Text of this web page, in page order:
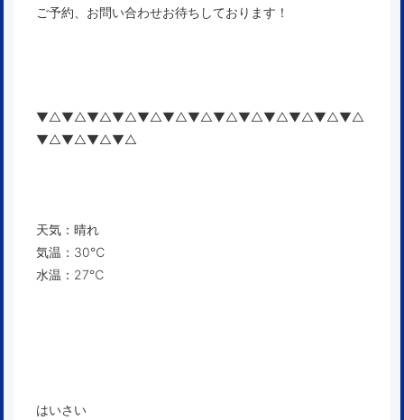
ご予約、お問い合わせお待ちしております！
▼△▼△▼△▼△▼△▼△▼△▼△▼△▼△▼△▼△▼△
▼△▼△▼△▼△
天気：晴れ
気温：30℃
水温：27℃
はいさい